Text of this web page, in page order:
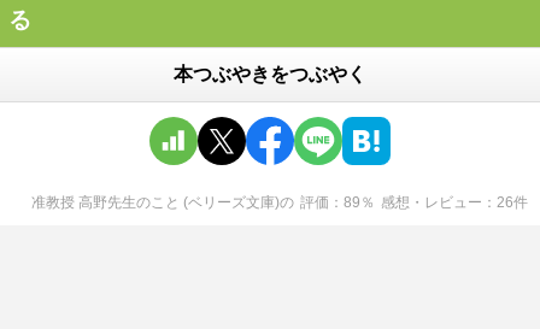
る
本つぶやきをつぶやく
准教授 高野先生のこと (ベリーズ文庫)の 評価 89 ％ 感想・レビュー 26件